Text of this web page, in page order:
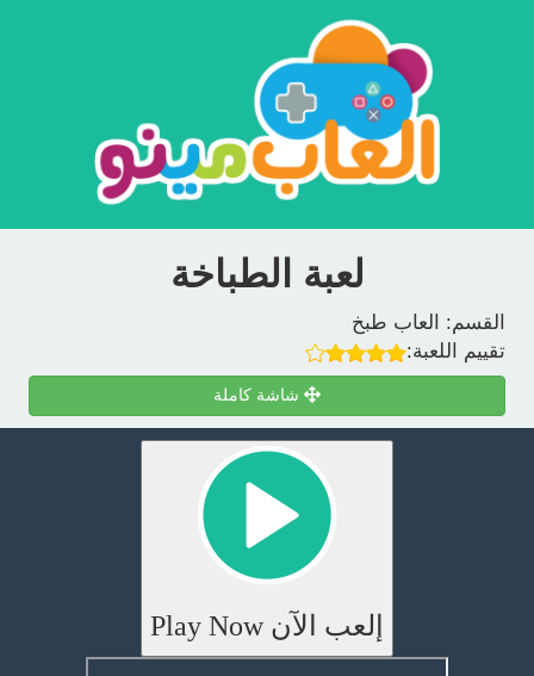
لعبة الطباخة
القسم:
العاب طبخ
تقييم اللعبة:
شاشة كاملة
إلعب الآن Play Now